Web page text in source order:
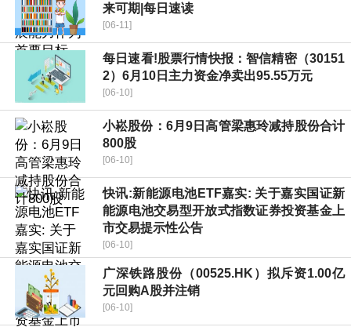
来可期|每日速读
[06-11]
每日速看!股票行情快报：智信精密（30151
2）6月10日主力资金净卖出95.55万元
[06-10]
小崧股份：6月9日高管梁惠玲减持股份合计
800股
[06-10]
快讯:新能源电池ETF嘉实: 关于嘉实国证新
能源电池交易型开放式指数证券投资基金上
市交易提示性公告
[06-10]
广深铁路股份（00525.HK）拟斥资1.00亿
元回购A股并注销
[06-10]